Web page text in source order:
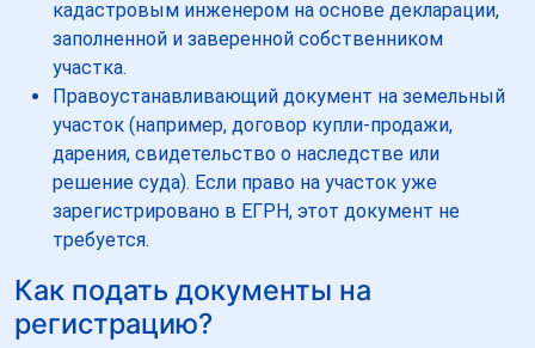
кадастровым инженером на основе декларации,
заполненной и заверенной собственником
участка.
Правоустанавливающий документ на земельный
участок (например, договор купли-продажи,
дарения, свидетельство о наследстве или
решение суда). Если право на участок уже
зарегистрировано в ЕГРН, этот документ не
требуется.
Как подать документы на
регистрацию?